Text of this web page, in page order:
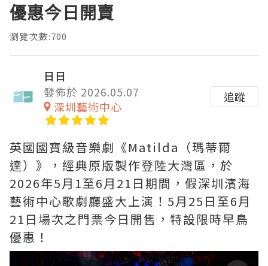
優惠今日開賣
瀏覽次數:700
日日
發佈於 2026.05.07
深圳藝術中心
追蹤
英國國寶級音樂劇《Matilda（瑪蒂爾
達）》，經典原版製作登陸大灣區，於
2026年5月1至6月21日期間，假深圳濱海
藝術中心歌劇廳盛大上演！5月25日至6月
21日場次之門票今日開售，特設限時早鳥
優惠！